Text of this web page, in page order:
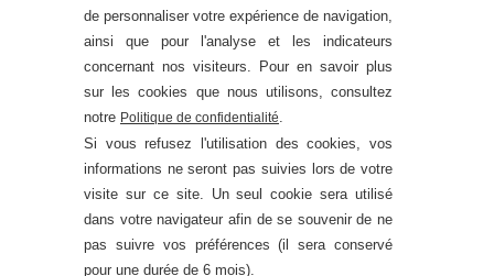
de personnaliser votre expérience de navigation,
ainsi que pour l'analyse et les indicateurs
concernant nos visiteurs. Pour en savoir plus
sur les cookies que nous utilisons, consultez
notre Politique de confidentialité
Si vous refusez l'utilisation des cookies, vos
informations ne seront pas suivies lors de votre
visite sur ce site. Un seul cookie sera utilisé
dans votre navigateur afin de se souvenir de ne
pas suivre vos préférences (il sera conservé
pour une durée de 6 mois).